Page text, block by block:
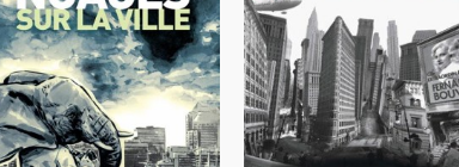
Nuages sur la ville
Un
capitalisme sentimental